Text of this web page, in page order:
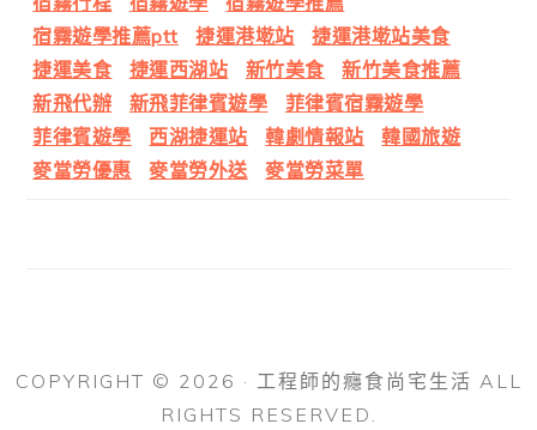
宿霧遊學推薦ptt
捷運港墘站
捷運港墘站美食
捷運美食
捷運西湖站 新竹美食
新竹美食推薦
新飛代辦
新飛菲律賓遊學
菲律賓宿霧遊學
菲律賓遊學
西湖捷運站 韓劇情報站
韓國旅遊
麥當勞優惠
麥當勞外送 麥當勞菜單
COPYRIGHT © 2026 · 工程師的癮食尚宅生活 ALL
RIGHTS RESERVED.